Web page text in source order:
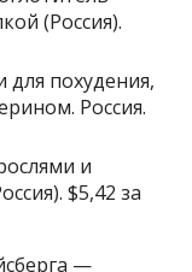
(Россия).
похудения,
Россия.
и
$5,42 за
—